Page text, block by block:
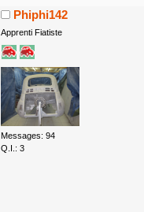
Phiphi142
Apprenti Fiatiste
Messages: 94
Q.I.: 3